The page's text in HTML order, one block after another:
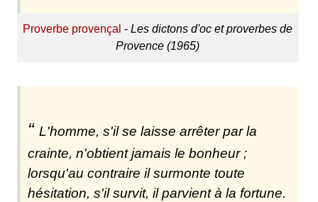
Proverbe provençal -Les dictons d'oc et proverbes de
Provence (1965)
L'homme, s'il se laisse arrêter par la
crainte, n'obtient jamais le bonheur ;
lorsqu'au contraire il surmonte toute
hésitation, s'il survit, il parvient à la fortune.